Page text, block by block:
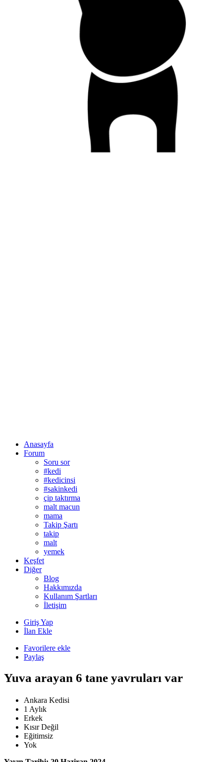
Anasayfa
Forum
Soru sor
#kedi
#kedicinsi
#sakinkedi
çip taktırma
malt macun
mama
Takip Şartı
takip
malt
yemek
Keşfet
Diğer
Blog
Hakkımızda
Kullanım Şartları
İletişim
Giriş Yap
İlan Ekle
Favorilere ekle
Paylaş
Yuva arayan 6 tane yavruları var
Ankara Kedisi
1 Aylık
Erkek
Kısır Değil
Eğitimsiz
Yok